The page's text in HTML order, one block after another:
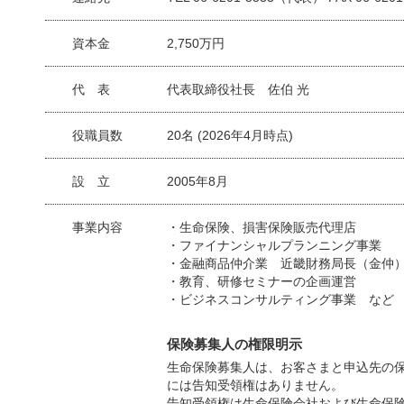
資本金 2,750万円
代 表 代表取締役社長 佐伯 光
役職員数 20名 (2026年4月時点)
設 立 2005年8月
事業内容
・生命保険、損害保険販売代理店
・ファイナンシャルプランニング事業
・金融商品仲介業 近畿財務局長（金仲
・教育、研修セミナーの企画運営
・ビジネスコンサルティング事業 など
保険募集人の権限明示
生命保険募集人は、お客さまと申込先の
には告知受領権はありません。